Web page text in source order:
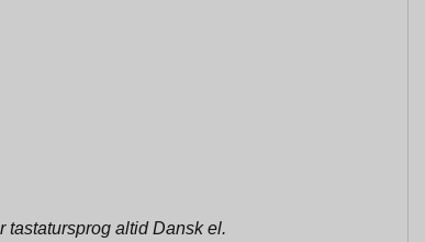
tastatursprog altid Dansk el.